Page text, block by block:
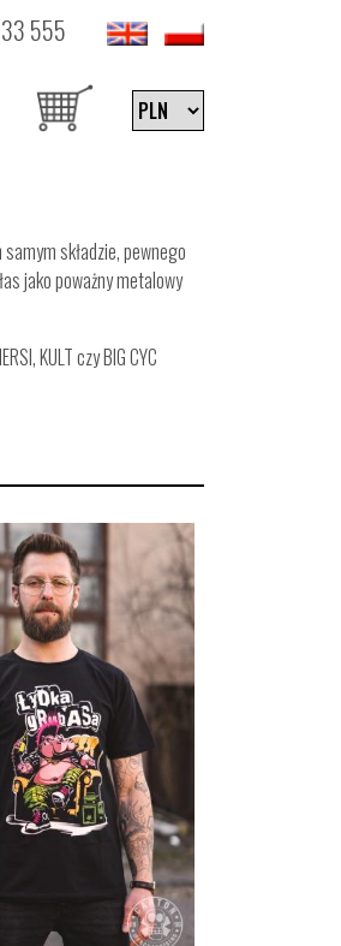
555
składzie, pewnego
jako poważny metalowy
KULT czy BIG CYC